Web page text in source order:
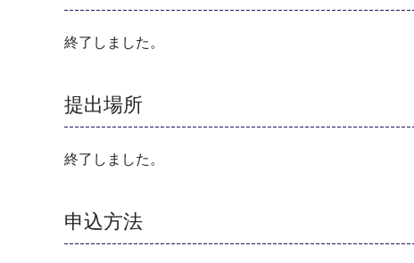
終了しました。
提出場所
終了しました。
申込方法